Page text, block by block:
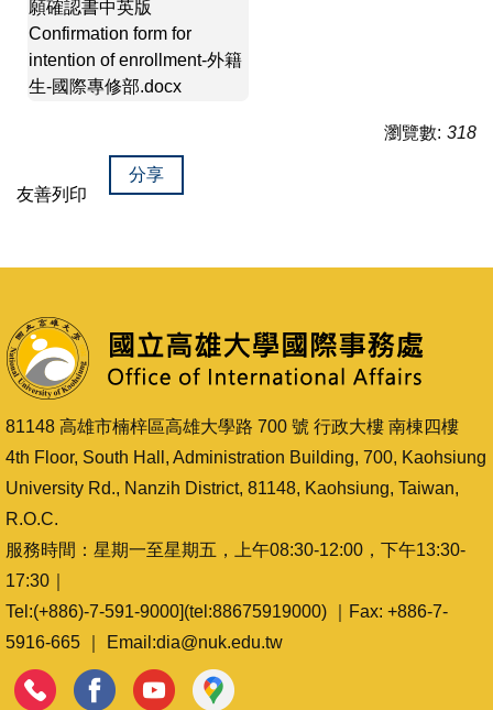
願確認書中英版
Confirmation form for
intention of enrollment-外籍
生-國際專修部.docx
瀏覽數: 318
友善列印
分享
81148 高雄市楠梓區高雄大學路 700 號 行政大樓 南棟四樓
4th Floor, South Hall, Administration Building, 700, Kaohsiung
University Rd., Nanzih District, 81148, Kaohsiung, Taiwan,
R.O.C.
服務時間：星期一至星期五，上午08:30-12:00，下午13:30-
17:30｜
Tel:(+886)-7-591-9000](tel:88675919000) ｜Fax: +886-7-
5916-665 ｜ Email:dia@nuk.edu.tw